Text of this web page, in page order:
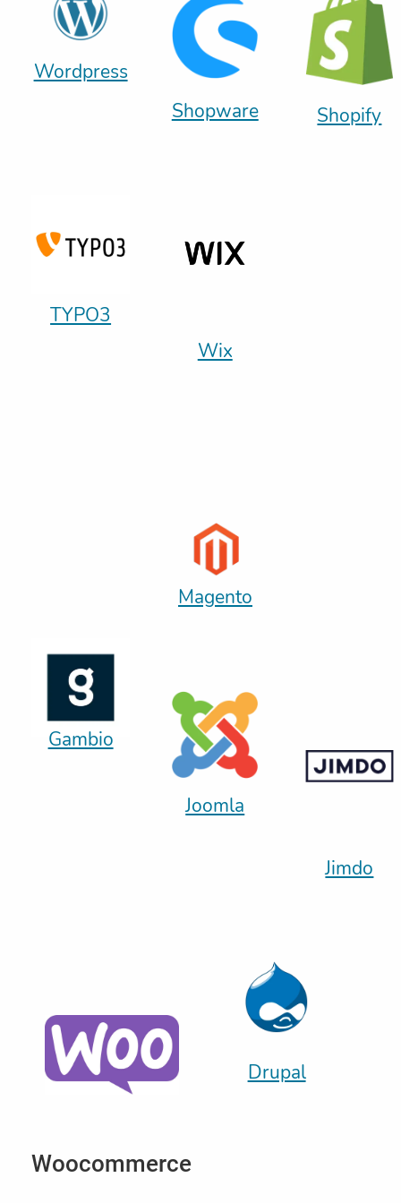
Wordpress
Shopware
Shopify
TYPO3
Wix
Magento
Gambio
Joomla
Jimdo
Woocommerce
Drupal